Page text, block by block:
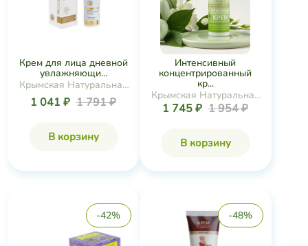
Крем для лица дневной
увлажняющи...
Крымская Натуральная
Коллекция
1 041 ₽ 1 791 ₽
В корзину
Интенсивный
концентрированный
кр...
Крымская Натуральная
Коллекция
1 745 ₽ 1 954 ₽
В корзину
-42% -48%